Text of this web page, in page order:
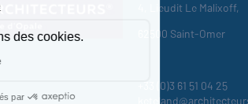
4, Lieudit Le Malixoff,
62500 Saint-Omer
+33 (0)3 61 51 04 25